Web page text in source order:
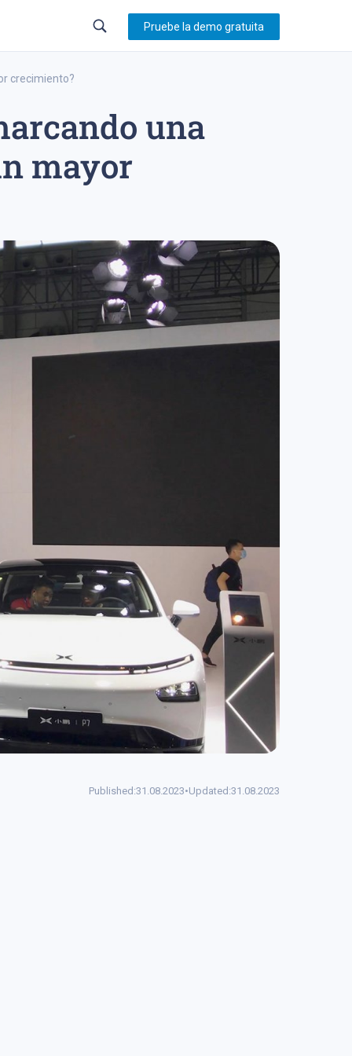
trading en forex sistema de trading
Pruebe la demo gratuita
crecimiento?
una
mayor
Published:31.08.2023•Updated:31.08.2023